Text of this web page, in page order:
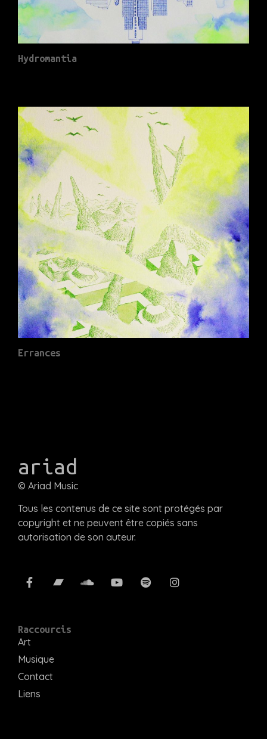
Hydromantia
Errances
ariad
© Ariad Music
Tous les contenus de ce site sont protégés par
copyright et ne peuvent être copiés sans
autorisation de son auteur.
Raccourcis
Art
Musique
Contact
Liens